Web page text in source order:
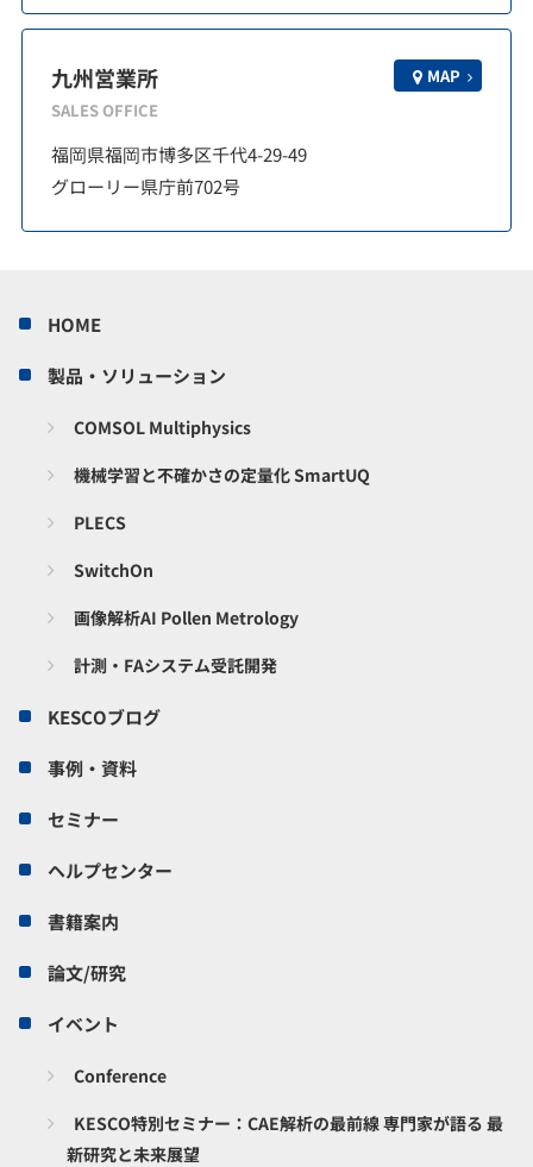
九州営業所
SALES OFFICE
MAP
福岡県福岡市博多区千代4-29-49
グローリー県庁前702号
HOME
製品・ソリューション
COMSOL Multiphysics
機械学習と不確かさの定量化 SmartUQ
PLECS
SwitchOn
画像解析AI Pollen Metrology
計測・FAシステム受託開発
KESCOブログ
事例・資料
セミナー
ヘルプセンター
書籍案内
論文/研究
イベント
Conference
KESCO特別セミナー：CAE解析の最前線 専門家が語る 最
新研究と未来展望